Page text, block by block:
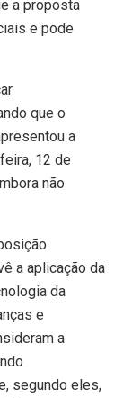
a proposta
e pode
que o
a
12 de
não
a aplicação da
da
e
a
segundo eles,